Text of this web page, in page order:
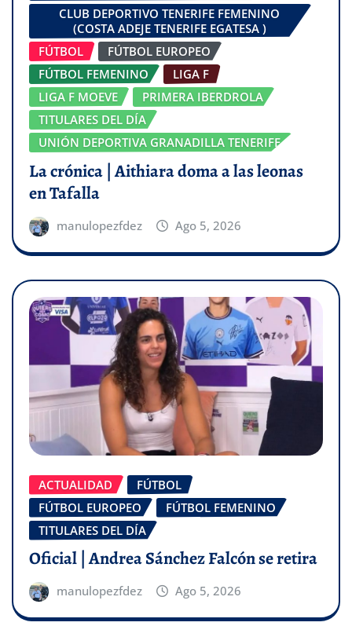
CLUB DEPORTIVO TENERIFE FEMENINO
(COSTA ADEJE TENERIFE EGATESA )
FÚTBOL
FÚTBOL EUROPEO
FÚTBOL FEMENINO
LIGA F
LIGA F MOEVE
PRIMERA IBERDROLA
TITULARES DEL DÍA
UNIÓN DEPORTIVA GRANADILLA TENERIFE
La crónica | Aithiara doma a las leonas
en Tafalla
manulopezfdez Ago 5, 2026
ACTUALIDAD
FÚTBOL
FÚTBOL EUROPEO
FÚTBOL FEMENINO
TITULARES DEL DÍA
Oficial | Andrea Sánchez Falcón se retira
manulopezfdez Ago 5, 2026